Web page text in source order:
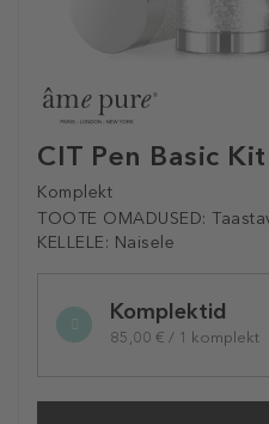
CIT Pen Basic Kit
Komplekt
TOOTE OMADUSED:
KELLELE: Naisele
variationKomplektid
85,00 € / 1 komplekt